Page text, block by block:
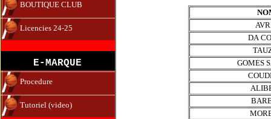
BOUTIQUE CLUB
Licencies 24-25
E-MARQUE
Procedure
Tutoriel (video)
DA
GOMES